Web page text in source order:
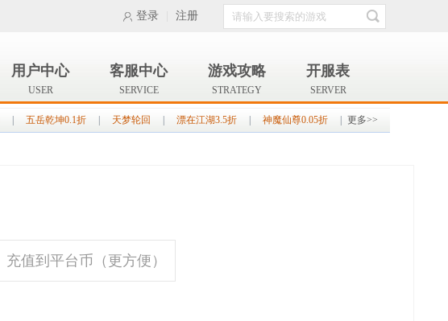
登录 注册
用户中心
USER
客服中心
SERVICE
游戏攻略
STRATEGY
开服表
SERVER
五岳乾坤0.1折 天梦轮回 漂在江湖3.5折 神魔仙尊0.05折 更多>>
充值到平台币（更方便）